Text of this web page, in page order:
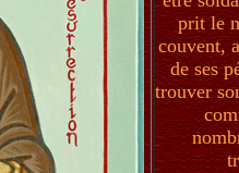
prit le
couvent,
de ses
trouver